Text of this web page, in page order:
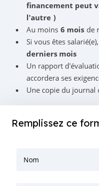
financement peut
l'autre )
Au moins 6 mois de
Si vous êtes salarié(e),
derniers mois
Un rapport
accordera ses
Une copie du
Remplissez ce
Nom